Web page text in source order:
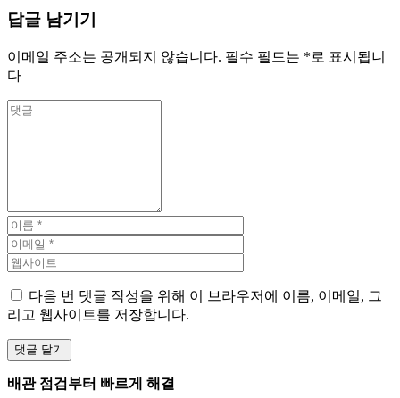
답글 남기기
이메일 주소는 공개되지 않습니다. 필수 필드는 *로 표시됩니
다
다음 번 댓글 작성을 위해 이 브라우저에 이름, 이메일, 그
리고 웹사이트를 저장합니다.
배관 점검부터 빠르게 해결